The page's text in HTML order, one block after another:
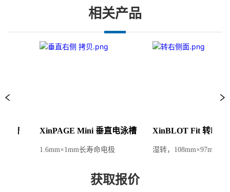
相关产品
XinPAGE Mini 垂直电泳槽
1.6mm×1mm长寿命电极
XinBLOT Fit 转印槽
湿转，108mm×97mm长
获取报价